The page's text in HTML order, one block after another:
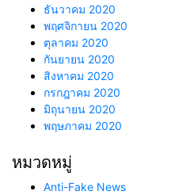
ธันวาคม 2020
พฤศจิกายน 2020
ตุลาคม 2020
กันยายน 2020
สิงหาคม 2020
กรกฎาคม 2020
มิถุนายน 2020
พฤษภาคม 2020
หมวดหมู่
Anti-Fake News